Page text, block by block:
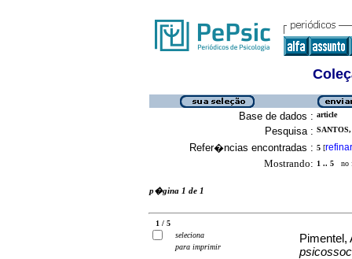
Base de dados : article
Pesquisa :
Refer�ncias encontradas : 5 [refinar
Mostrando: 1 .. 5 no
p�gina 1 de 1
1 / 5
seleciona
para imprimir